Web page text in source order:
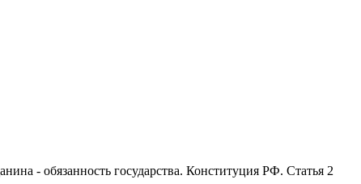
- обязанность государства. Конституция РФ. Статья 2